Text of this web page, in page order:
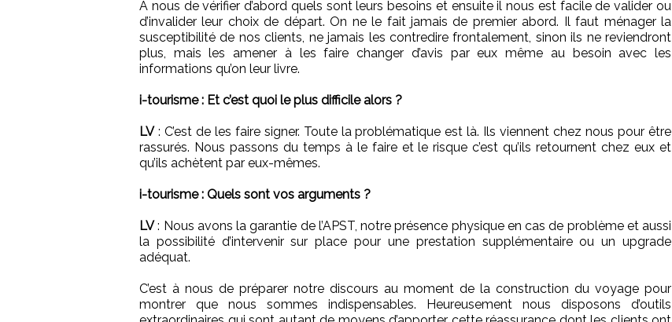
A nous de vérifier d’abord quels sont leurs besoins et ensuite il nous est facile de valider ou
d’invalider leur choix de départ. On ne le fait jamais de premier abord. Il faut ménager la
susceptibilité de nos clients, ne jamais les contredire frontalement, sinon ils ne reviendront
plus, mais les amener à les faire changer d’avis par eux même au besoin avec les
informations qu’on leur livre.
i-tourisme : Et c’est quoi le plus difficile alors ?
LV: C’est de les faire signer. Toute la problématique est là. Ils viennent chez nous pour être
rassurés. Nous passons du temps à le faire et le risque c’est qu’ils retournent chez eux et
qu’ils achètent par eux-mêmes.
i-tourisme : Quels sont vos arguments ?
LV: Nous avons la garantie de l’APST, notre présence physique en cas de problème et aussi
la possibilité d’intervenir sur place pour une prestation supplémentaire ou un upgrade
adéquat.
C’est à nous de préparer notre discours au moment de la construction du voyage pour
montrer que nous sommes indispensables. Heureusement nous disposons d’outils